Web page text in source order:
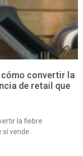
convertir la
de retail que
la fiebre
sí vende